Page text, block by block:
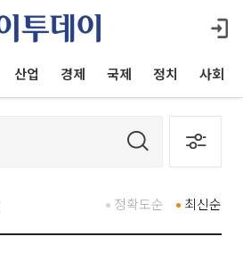
산업 경제 국제 정치 사회
최신순
정확도순